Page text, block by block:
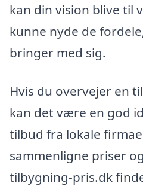
kan din vision blive til
kunne nyde de
bringer med sig.
Hvis du overvejer en
kan det være en god
tilbud fra lokale
sammenligne priser
tilbygning-pris.dk